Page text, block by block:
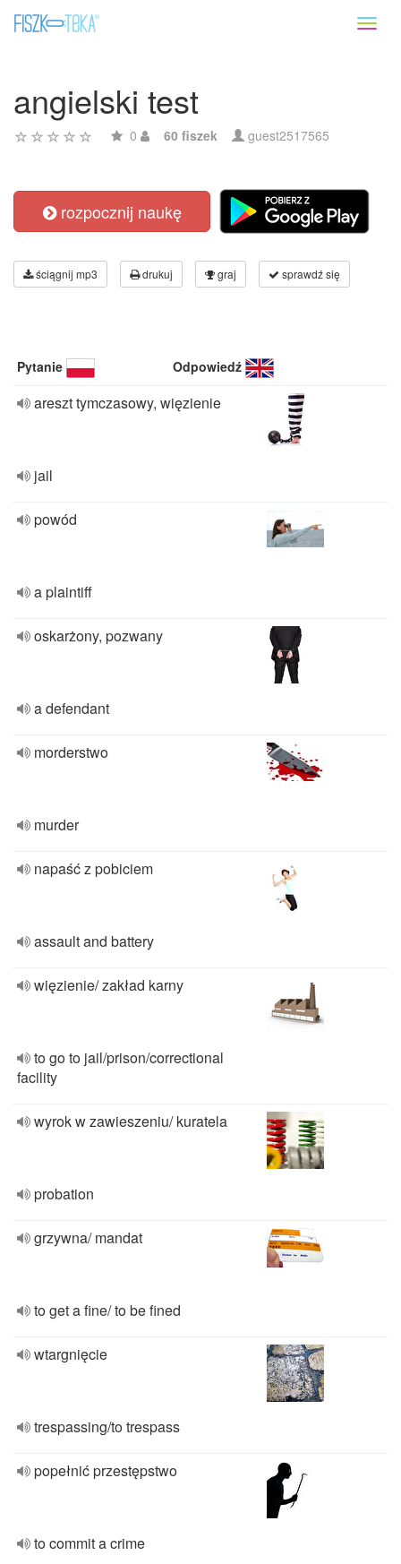
angielski test
0 60 fiszek guest2517565
rozpocznij naukę
ściągnij mp3 drukuj graj sprawdź się
Pytanie Odpowiedź
areszt tymczasowy, więzienie
jail
powód
a plaintiff
oskarżony, pozwany
a defendant
morderstwo
murder
napaść z pobiciem
assault and battery
więzienie/ zakład karny
to go to jail/prison/correctional
facility
wyrok w zawieszeniu/ kuratela
probation
grzywna/ mandat
to get a fine/ to be fined
wtargnięcie
trespassing/to trespass
popełnić przestępstwo
to commit a crime